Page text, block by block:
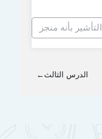
التأشير بأنه منجز
الدرس الثالث←